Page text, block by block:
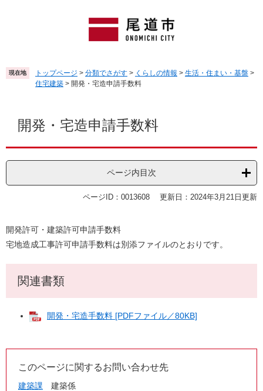
頭
で
飛
ば
現在地 トップページ > 分類でさがす > くらしの情報 > 生活・住まい・基盤 >
住宅建築 > 開発・宅造申請手数料
開発・宅造申請手数料
ページ内目次
ページID：0013608 更新日：2024年3月21日更新
開発許可・建築許可申請手数料
宅地造成工事許可申請手数料は別添ファイルのとおりです。
関連書類
開発・宅造手数料 [PDFファイル／80KB]
このページに関するお問い合わせ先
建築課
建築係